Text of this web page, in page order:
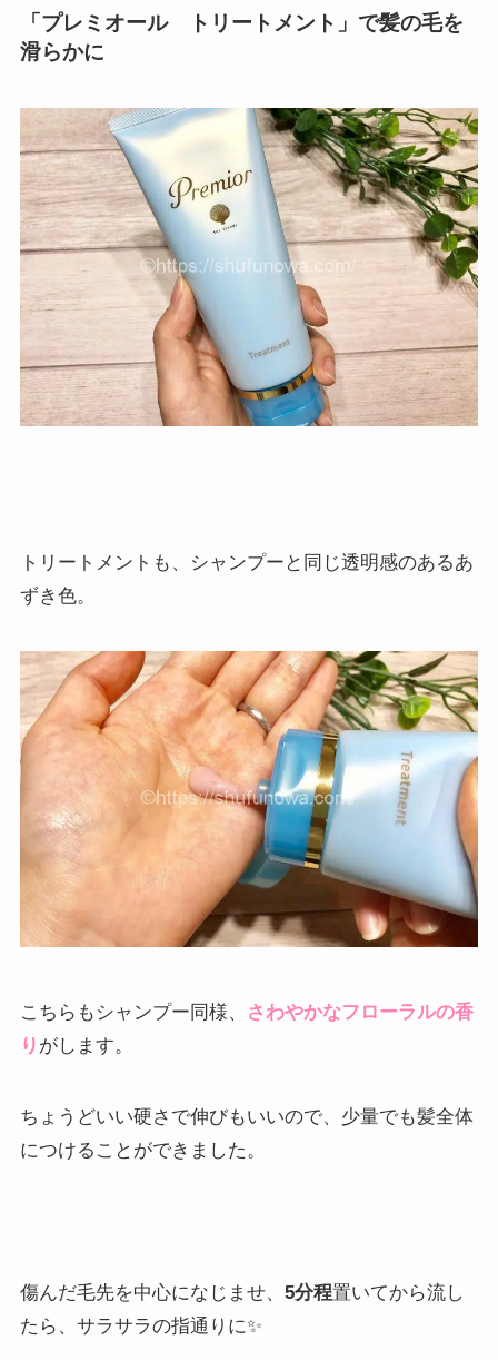
「プレミオール トリートメント」で髪の毛を
滑らかに
トリートメントも、シャンプーと同じ透明感のあるあ
ずき色。
こちらもシャンプー同様、
さわやかなフローラルの香
り がします。
ちょうどいい硬さで伸びもいいので、少量でも髪全体
につけることができました。
傷んだ毛先を中心になじませ、 5分程置いてから流し
たら、サラサラの指通りに✨